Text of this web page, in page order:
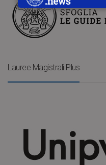
Lauree Magistrali Plus